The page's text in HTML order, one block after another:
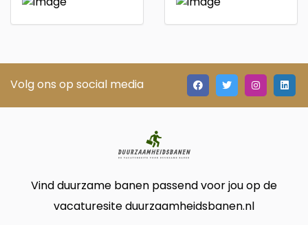
Volg ons op social media
Vind duurzame banen passend voor jou op de
vacaturesite duurzaamheidsbanen.nl